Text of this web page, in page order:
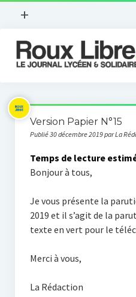
ouvrir
menu
+
Qui sommes-nous ?
Notre ligne éditoriale
Nous contacter
Version imprimée
Actualité
Arts et culture
Les médias
Sciences
Environnement
High-tech
Version Papier N°15
Publié 30 décembre 2019 par La
Temps de lecture
Bonjour à tous,
Je vous présente la
2019 et il s’agit de la
texte en vert pour le
Merci à vous,
La Rédaction